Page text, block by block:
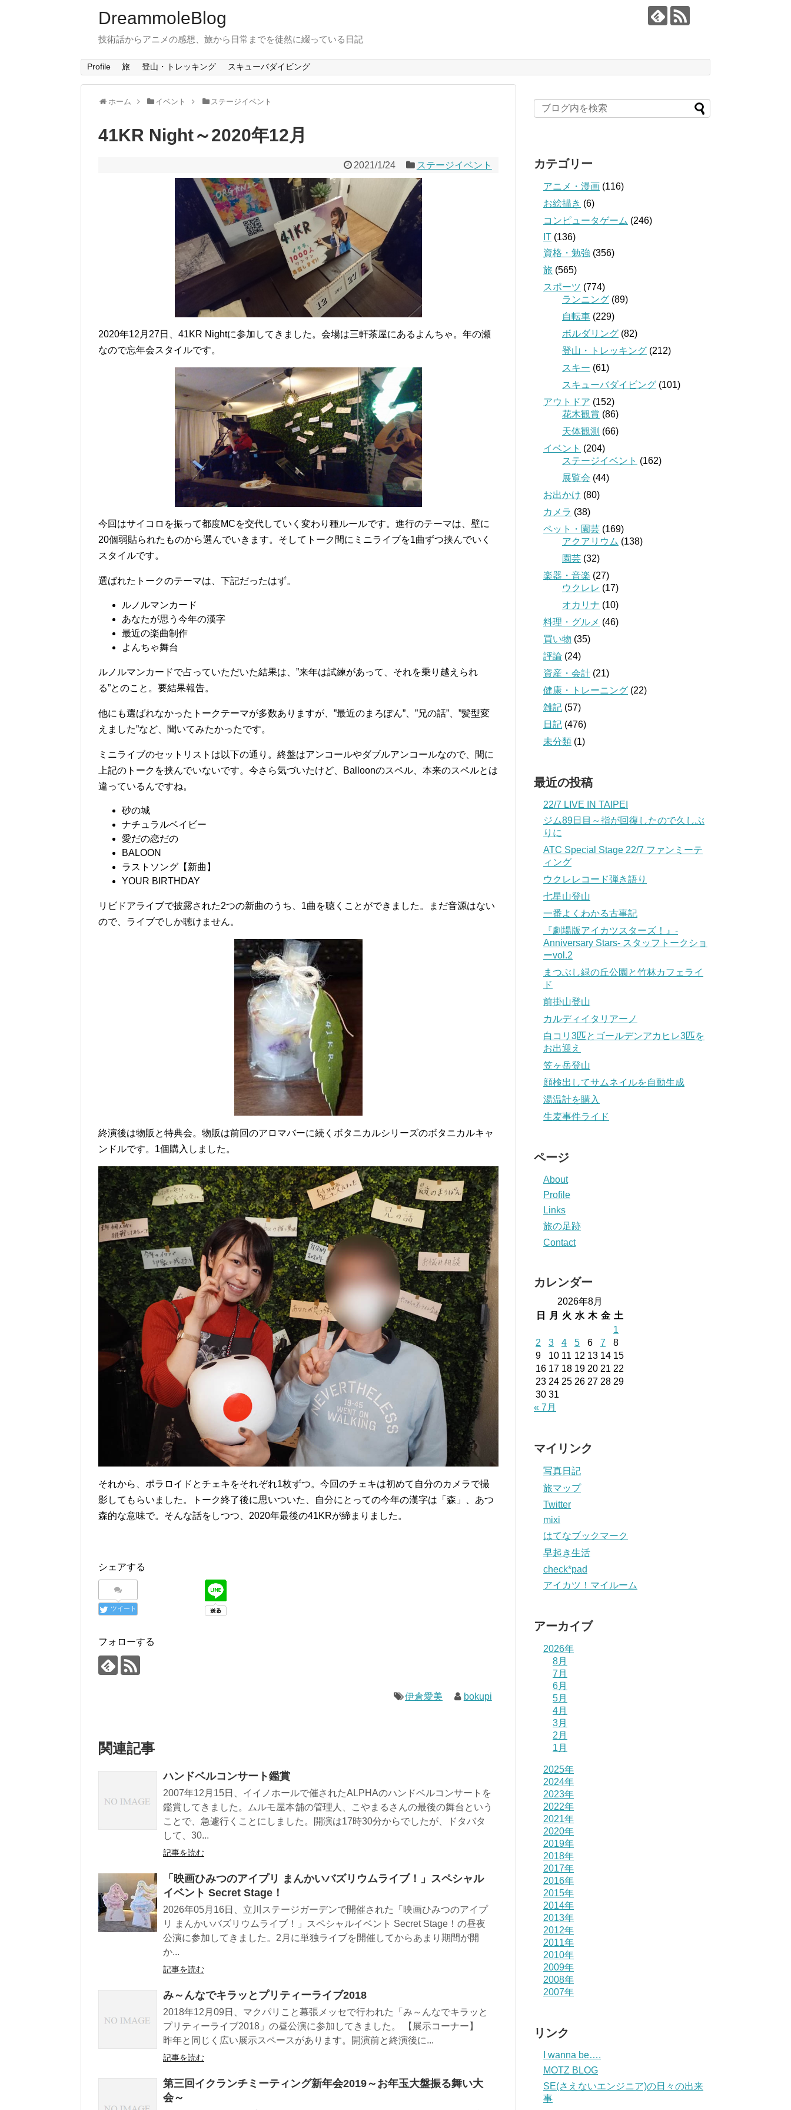
DreammoleBlog
技術話からアニメの感想、旅から日常までを徒然に綴っている日記
Profile 旅 登山・トレッキング スキューバダイビング
ホーム イベント ステージイベント
41KR Night～2020年12月
2021/1/24 ステージイベント
2020年12月27日、41KR Nightに参加してきました。会場は三軒茶屋にあるよんちゃ。年の瀬
なので忘年会スタイルです。
今回はサイコロを振って都度MCを交代していく変わり種ルールです。進行のテーマは、壁に
20個弱貼られたものから選んでいきます。そしてトーク間にミニライブを1曲ずつ挟んでいく
スタイルです。
選ばれたトークのテーマは、下記だったはず。
ルノルマンカード
あなたが思う今年の漢字
最近の楽曲制作
よんちゃ舞台
ルノルマンカードで占っていただいた結果は、”来年は試練があって、それを乗り越えられ
る”とのこと。要結果報告。
他にも選ばれなかったトークテーマが多数ありますが、”最近のまろぽん”、”兄の話”、”髪型変
えました”など、聞いてみたかったです。
ミニライブのセットリストは以下の通り。終盤はアンコールやダブルアンコールなので、間に
上記のトークを挟んでいないです。今さら気づいたけど、Balloonのスペル、本来のスペルとは
違っているんですね。
砂の城
ナチュラルベイビー
愛だの恋だの
BALOON
ラストソング【新曲】
YOUR BIRTHDAY
リビドアライブで披露された2つの新曲のうち、1曲を聴くことができました。まだ音源はない
ので、ライブでしか聴けません。
終演後は物販と特典会。物販は前回のアロマバーに続くボタニカルシリーズのボタニカルキャ
ンドルです。1個購入しました。
それから、ポラロイドとチェキをそれぞれ1枚ずつ。今回のチェキは初めて自分のカメラで撮
影してもらいました。トーク終了後に思いついた、自分にとっての今年の漢字は「森」、あつ
森的な意味で。そんな話をしつつ、2020年最後の41KRが締まりました。
シェアする
ツイート
フォローする
伊倉愛美 bokupi
関連記事
ハンドベルコンサート鑑賞
2007年12月15日、イイノホールで催されたALPHAのハンドベルコンサートを
鑑賞してきました。ムルモ屋本舗の管理人、こやまるさんの最後の舞台という
ことで、急遽行くことにしました。開演は17時30分からでしたが、ドタバタ
して、30...
記事を読む
「映画ひみつのアイプリ まんかいバズリウムライブ！」スペシャル
イベント Secret Stage！
2026年05月16日、立川ステージガーデンで開催された「映画ひみつのアイプ
リ まんかいバズリウムライブ！」スペシャルイベント Secret Stage！の昼夜
公演に参加してきました。2月に単独ライブを開催してからあまり期間が開
か...
記事を読む
み～んなでキラッとプリティーライブ2018
2018年12月09日、マクパリこと幕張メッセで行われた「み～んなでキラッと
プリティーライブ2018」の昼公演に参加してきました。 【展示コーナー】
昨年と同じく広い展示スペースがあります。開演前と終演後に...
記事を読む
第三回イクランチミーティング新年会2019～お年玉大盤振る舞い大
会～
カテゴリー
アニメ・漫画 (116)
お絵描き (6)
コンピュータゲーム (246)
IT (136)
資格・勉強 (356)
旅 (565)
スポーツ (774)
ランニング (89)
自転車 (229)
ボルダリング (82)
登山・トレッキング (212)
スキー (61)
スキューバダイビング (101)
アウトドア (152)
花木観賞 (86)
天体観測 (66)
イベント (204)
ステージイベント (162)
展覧会 (44)
お出かけ (80)
カメラ (38)
ペット・園芸 (169)
アクアリウム (138)
園芸 (32)
楽器・音楽 (27)
ウクレレ (17)
オカリナ (10)
料理・グルメ (46)
買い物 (35)
評論 (24)
資産・会計 (21)
健康・トレーニング (22)
雑記 (57)
日記 (476)
未分類 (1)
最近の投稿
22/7 LIVE IN TAIPEI
ジム89日目～指が回復したので久しぶ
りに
ATC Special Stage 22/7 ファンミーテ
ィング
ウクレレコード弾き語り
七星山登山
一番よくわかる古事記
『劇場版アイカツスターズ！』-
Anniversary Stars- スタッフトークショ
ーvol.2
まつぶし緑の丘公園と竹林カフェライ
ド
前掛山登山
カルディイタリアーノ
白コリ3匹とゴールデンアカヒレ3匹を
お出迎え
笠ヶ岳登山
顔検出してサムネイルを自動生成
湯温計を購入
生麦事件ライド
ページ
About
Profile
Links
旅の足跡
Contact
カレンダー
2026年8月
日
月 火 水 木 金 土
1
2
3 4 5 6 7
8
9
10 11 12 13 14 15
16 17 18 19 20 21 22
23 24 25 26 27 28 29
30 31
« 7月
マイリンク
写真日記
旅マップ
Twitter
mixi
はてなブックマーク
早起き生活
check*pad
アイカツ！マイルーム
アーカイブ
2026年
8月
7月
6月
5月
4月
3月
2月
1月
2025年
2024年
2023年
2022年
2021年
2020年
2019年
2018年
2017年
2016年
2015年
2014年
2013年
2012年
2011年
2010年
2009年
2008年
2007年
リンク
I wanna be….
MOTZ BLOG
SE(さえないエンジニア)の日々の出来
事